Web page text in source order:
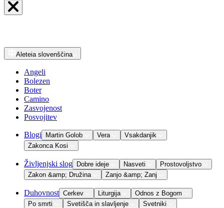
Aleteia slovenščina
Angeli
Bolezen
Boter
Camino
Zasvojenost
Posvojitev
Blogi Martin Golob Vera
Vsakdanjik
Zakonca Kosi
Življenjski slog Dobre ideje Nasveti
Prostovoljstvo
Zakon &amp; Družina
Zanjo &amp; Zanj
Duhovnost Cerkev Liturgija
Odnos z Bogom
Po smrti
Svetišča in slavljenje
Svetniki